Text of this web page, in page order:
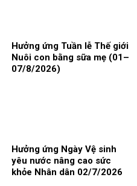
Hưởng ứng Tuần lễ Thế giới
Nuôi con bằng sữa mẹ (01–
07/8/2026)
Hưởng ứng Ngày Vệ sinh
yêu nước nâng cao sức
khỏe Nhân dân 02/7/2026